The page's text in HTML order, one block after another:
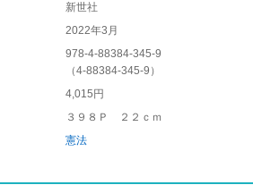
新世社
2022年3月
978-4-88384-345-9
（4-88384-345-9 ）
4,015円
３９８Ｐ ２２ｃｍ
憲法